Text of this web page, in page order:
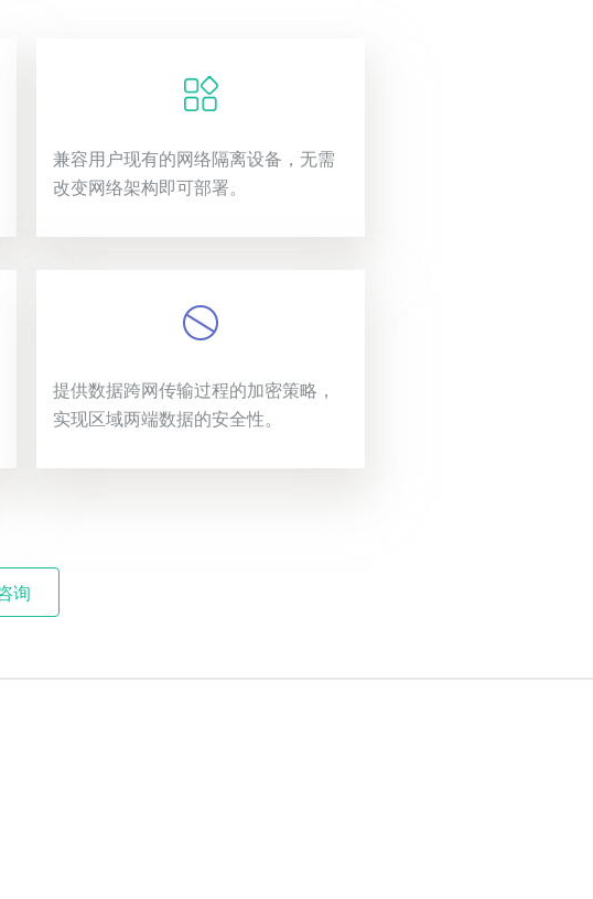
兼容用户现有的网络隔离设备，无需
改变网络架构即可部署。
提供数据跨网传输过程的加密策略，
实现区域两端数据的安全性。
询